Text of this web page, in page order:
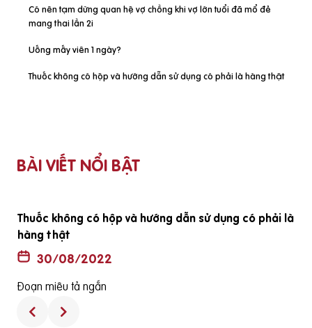
Có nên tạm dừng quan hệ vợ chồng khi vợ lớn tuổi đã mổ đẻ
mang thai lần 2i
Uống mấy viên 1 ngày?
Thuốc không có hộp và hướng dẫn sử dụng có phải là hàng thật
BÀI VIẾT NỔI BẬT
Thuốc không có hộp và hướng dẫn sử dụng có phải là
hàng thật
30/08/2022
Đoạn miêu tả ngắn